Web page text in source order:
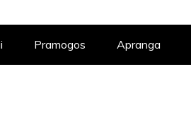
Pramogos Apranga